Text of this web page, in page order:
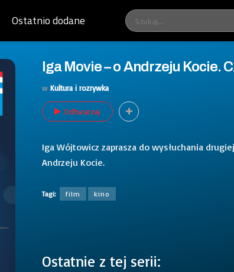
Ostatnio dodane
Iga Movie – o Andrzeju Kocie.
w Kultura i rozrywka
Odtwarzaj
Iga Wójtowicz zaprasza do wysłuchania
Andrzeju Kocie.
Tagi: film kino
Ostatnie z tej serii: